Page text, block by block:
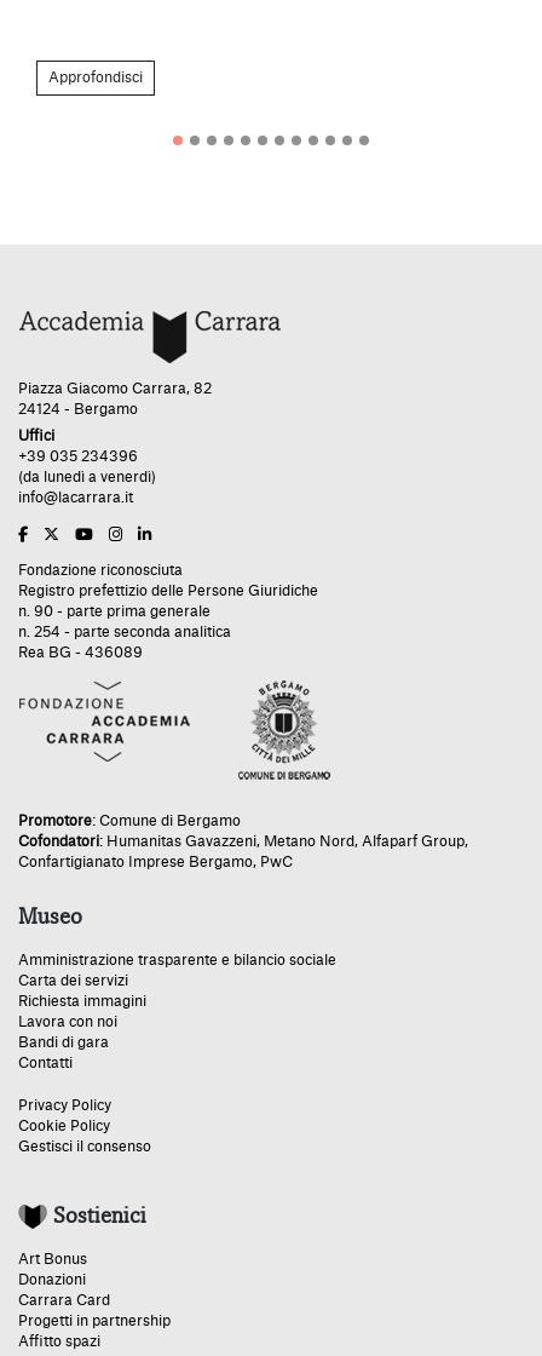
Approfondisci
Piazza Giacomo Carrara, 82
24124 - Bergamo
Uffici
+39 035 234396
(da lunedì a venerdì)
info@lacarrara.it
Fondazione riconosciuta
Registro prefettizio delle Persone Giuridiche
n. 90 - parte prima generale
n. 254 - parte seconda analitica
Rea BG - 436089
Promotore: Comune di Bergamo
Cofondatori: Humanitas Gavazzeni, Metano Nord, Alfaparf Group,
Confartigianato Imprese Bergamo, PwC
Museo
Amministrazione trasparente e bilancio sociale
Carta dei servizi
Richiesta immagini
Lavora con noi
Bandi di gara
Contatti
Privacy Policy
Cookie Policy
Gestisci il consenso
Sostienici
Art Bonus
Donazioni
Carrara Card
Progetti in partnership
Affitto spazi